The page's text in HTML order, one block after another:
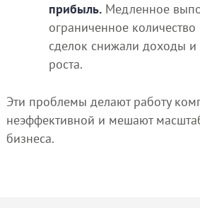
прибыль.Медленное
ограниченное
сделок снижали доходы
роста.
Эти проблемы делают работу
неэффективной и мешают
бизнеса.